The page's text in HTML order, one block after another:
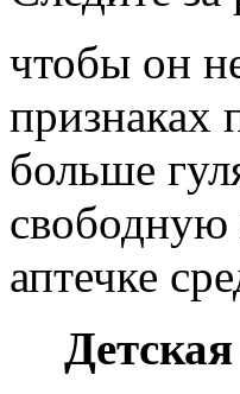
чтобы он
признаках
больше
свободную
аптечке